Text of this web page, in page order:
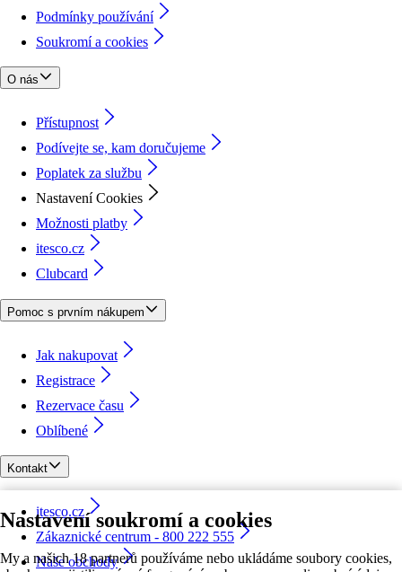
Nastavení soukromí a cookies
My a našich 18 partnerů používáme nebo ukládáme soubory cookies,
Podmínky používání
Soukromí a cookies
O nás
Přístupnost
Podívejte se, kam doručujeme
Poplatek za službu
Nastavení Cookies
Možnosti platby
itesco.cz
Clubcard
Pomoc s prvním nákupem
Jak nakupovat
Registrace
Rezervace času
Oblíbené
Kontakt
itesco.cz
Zákaznické centrum - 800 222 555
Naše obchody